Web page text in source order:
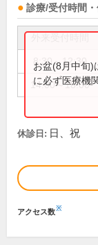
診療/受付時間・
8:30～12:30
14:00～18:00
お盆(8月中旬)
に必ず医療機
休診日: 日、祝
アクセス数※